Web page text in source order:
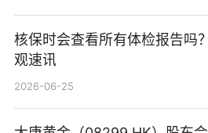
核保时会查看所有体检报告吗？
观速讯
2026-06-25